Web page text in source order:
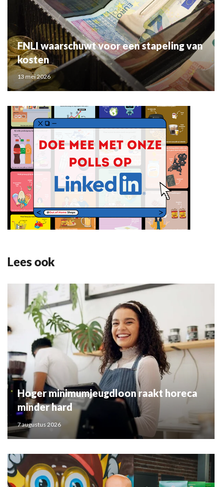
FNLI waarschuwt voor een stapeling van
kosten
13 mei 2026
Lees ook
Hoger minimumjeugdloon raakt horeca
minder hard
7 augustus 2026